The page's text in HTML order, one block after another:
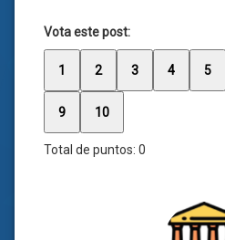
Vota este post:
1 2 3 4 5
9 10
Total de puntos: 0